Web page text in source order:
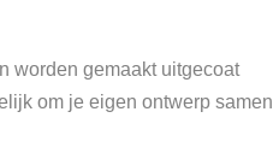
worden gemaakt uitgecoat
om je eigen ontwerp samen